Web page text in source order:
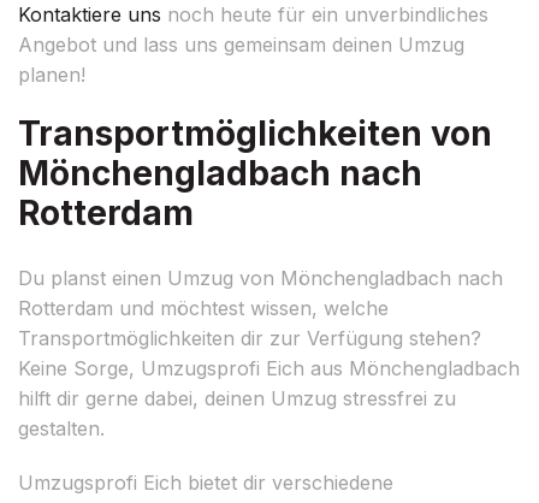
Kontaktiere uns noch heute für ein unverbindliches
Angebot und lass uns gemeinsam deinen Umzug
planen!
Transportmöglichkeiten von
Mönchengladbach nach
Rotterdam
Du planst einen Umzug von Mönchengladbach nach
Rotterdam und möchtest wissen, welche
Transportmöglichkeiten dir zur Verfügung stehen?
Keine Sorge, Umzugsprofi Eich aus Mönchengladbach
hilft dir gerne dabei, deinen Umzug stressfrei zu
gestalten.
Umzugsprofi Eich bietet dir verschiedene